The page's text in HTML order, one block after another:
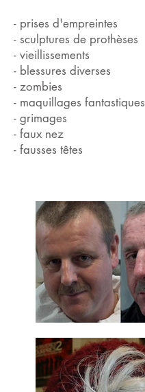
- prises d'empreintes
- sculptures de prothèses
- vieillissements
- blessures diverses
- zombies
- maquillages fantastiques
- grimages
- faux nez
- fausses têtes